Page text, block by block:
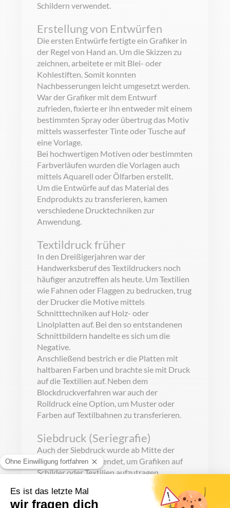
Schildern verwendet.
Erstellung von Entwürfen
Die ersten Entwürfe fertigte ein Grafiker in
der Regel von Hand an. Um die Skizzen zu
zeichnen, arbeitete er mit Blei- oder
Kohlestiften. Somit konnten
Nachbesserungen leicht umgesetzt werden.
War der Grafiker mit dem Entwurf
zufrieden, fixierte er ihn entweder mit einem
bestimmten Spray oder übertrug das Motiv
mittels wasserfester Tinte oder Tusche auf
eine Vorlage.
Bei hochwertigen Motiven oder bestimmten
Farbverläufen wurden die Vorlagen auch
mittels Aquarell oder Ölfarben erstellt.
Um die Entwürfe auf das Material des
Endprodukts zu transferieren, kamen
verschiedene Drucktechniken zur
Anwendung.
Textildruck früher
In den Dreißigerjahren war der
Handwerksberuf des Textildruckers noch
häufiger anzutreffen als heute. Um Textilien
wie Fahnen oder Flaggen zu bedrucken, trug
der Drucker die Motive mittels
Schnitttechniken auf Holz- oder
Linolplatten auf. Bei den so entstandenen
Schnittbildern handelte es sich um die
Negative.
Anschließend bestrich er die Platten mit
haltbaren Farben und brachte sie mit Druck
auf die Textilien auf. Neben dem
Blockdruckverfahren war auch der
Rolldruck eine Option, um Muster oder
Farben auf Textilbahnen zu transferieren.
Siebdruck (Seriegrafie)
Auch der Siebdruck wurde ab Mitte der
1930er Jahre verwendet, um Grafiken auf
Schilder oder Textilien aufzutragen.
Dafür wurde ein Druckrahmen mit einem
feinmaschigen Gewebe bespannt. Dieses